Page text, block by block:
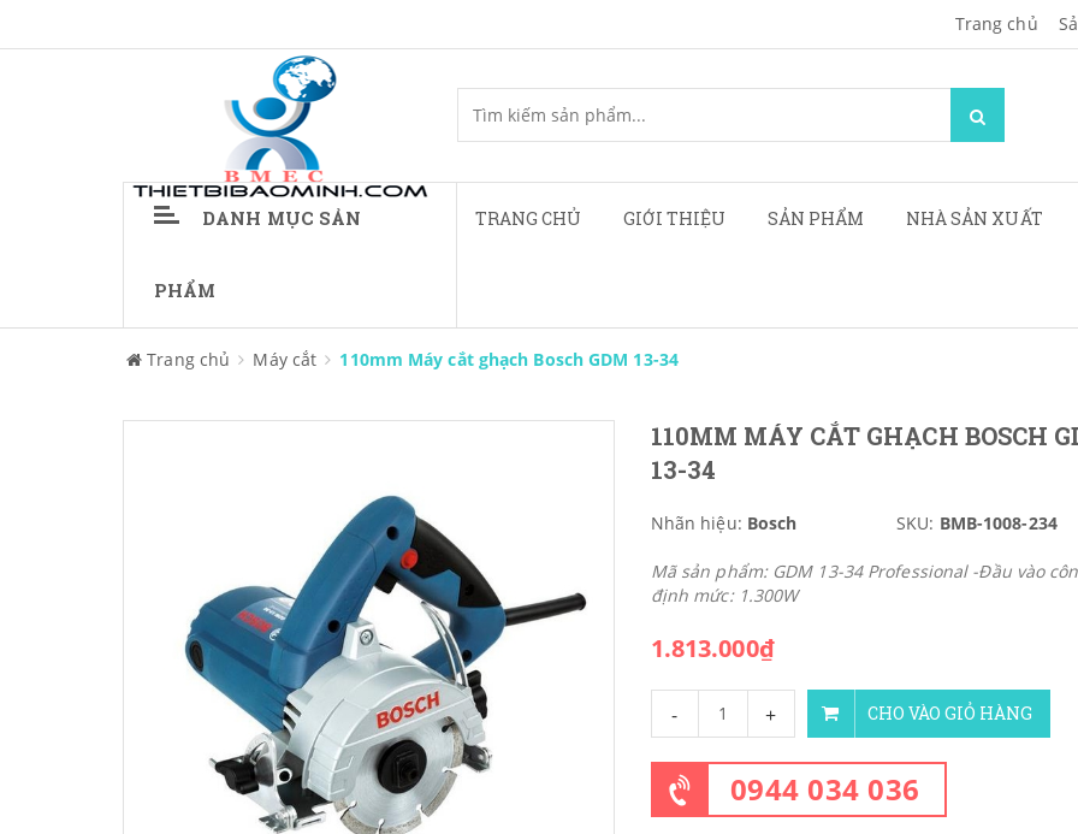
Trang chủ
DANH MỤC SẢN
PHẨM
TRANG CHỦ GIỚI THIỆU SẢN PHẨM NHÀ SẢN XUẤT
Trang chủ Máy cắt 110mm Máy cắt ghạch Bosch GDM 13-34
110MM MÁY CẮT GHẠCH BOSCH
13-34
Nhãn hiệu: Bosch SKU: BMB-1008-234
Mã sản phẩm: GDM 13-34 Professional -Đầu vào
định mức: 1.300W
1.813.000₫
- + CHO VÀO GIỎ HÀNG
0944 034 036